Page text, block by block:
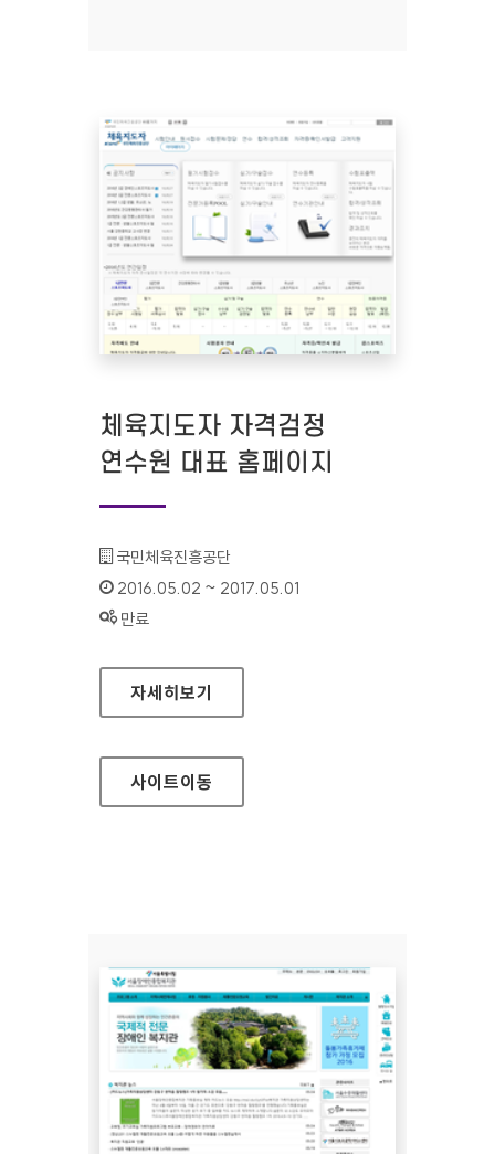
체육지도자 자격검정
연수원 대표 홈페이지
기관명 :
국민체육진흥공단
인증기간 :
2016.05.02 ~ 2017.05.01
상태 :
만료
체육지도자 자격검정 연수원 대표 홈페이지
자세히보기
사이트이동